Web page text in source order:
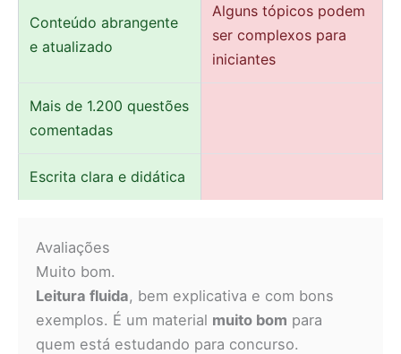
Conteúdo abrangente
e atualizado
Alguns tópicos podem
ser complexos para
iniciantes
Mais de 1.200 questões
comentadas
Escrita clara e didática
Avaliações
Muito bom.
Leitura fluida, bem explicativa e com bons
exemplos. É um material muito bom para
quem está estudando para concurso.